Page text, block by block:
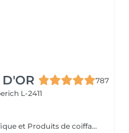
D'OR
787
L-2411
Diagnostique, Shampooing spécifique et Produits de coiffage inclus.